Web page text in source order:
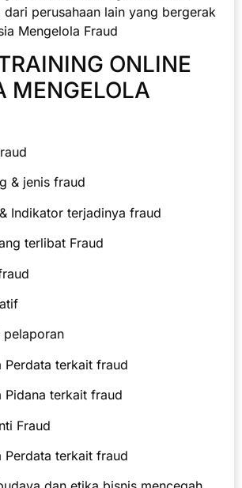
dari perusahaan lain yang bergerak
Mengelola Fraud
ONLINE
MENGELOLA
& jenis fraud
Indikator terjadinya fraud
terlibat Fraud
pelaporan
Perdata terkait fraud
Pidana terkait fraud
Fraud
Perdata terkait fraud